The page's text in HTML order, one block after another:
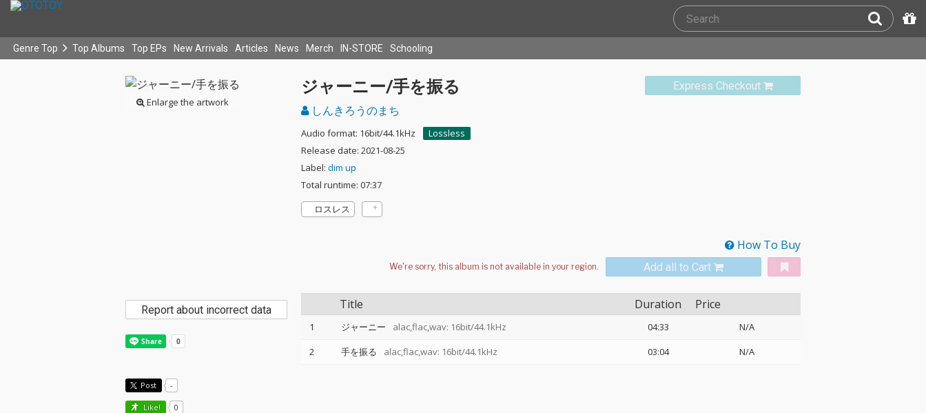
Genre Top Top Albums Top EPs New Arrivals Articles News Merch IN-STORE Schooling
Enlarge the artwork
Express Checkout
ジャーニー/手を振る
しんきろうのまち
Audio format: 16bit/44.1kHz
Lossless
Release date: 2021-08-25
Label: dim up
Total runtime: 07:37
ロスレス
How To Buy
Add all to Cart
Title Duration Price
1 ジャーニー alac,flac,wav: 16bit/44.1kHz 04:33
N/A
2
手を振る alac,flac,wav: 16bit/44.1kHz 03:04 N/A
Report about incorrect data
Post -
Like! 0